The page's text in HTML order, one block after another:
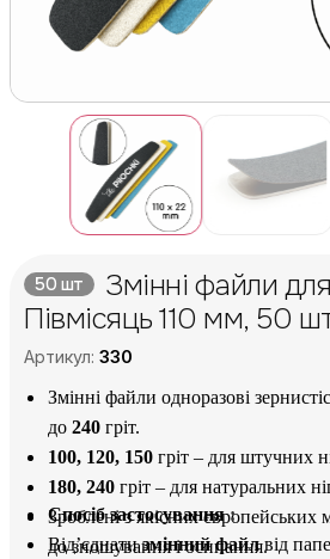
50 шт
Змінні файли
Півмісяць 110 мм, 50
Артикул: 330
Змінні файли одноразові
до 240 гріт.
100, 120, 150 гріт – для штучних
180, 240 гріт – для натуральних
Зроблені з якісних європейських
до зношування і осипання.
Спосіб застосування :
Від’єднатизмінний файлвід